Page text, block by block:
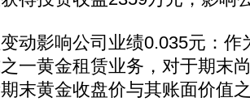
影响公司业绩0.035元：作
一黄金租赁业务，对于期末
末黄金收盘价与其账面价值